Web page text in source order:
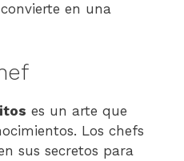
en una
es un arte que
Los chefs
sus secretos para